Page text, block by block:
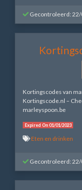
Gecontroleerd:
Kortingscodes van
Kortingscode.nl –
marleyspoon.be
Expired On 01/01/2023
Eten en drinken
Gecontroleerd: